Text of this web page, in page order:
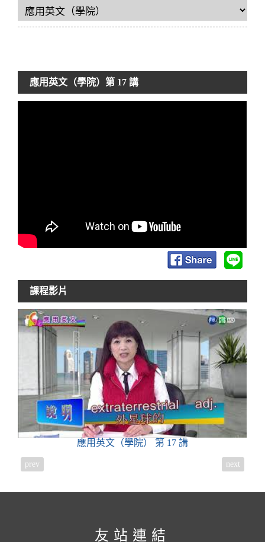
應用英文（學院）第 17 講
課程影片
應用英文（學院） 第 17 講
prev next
友站連結